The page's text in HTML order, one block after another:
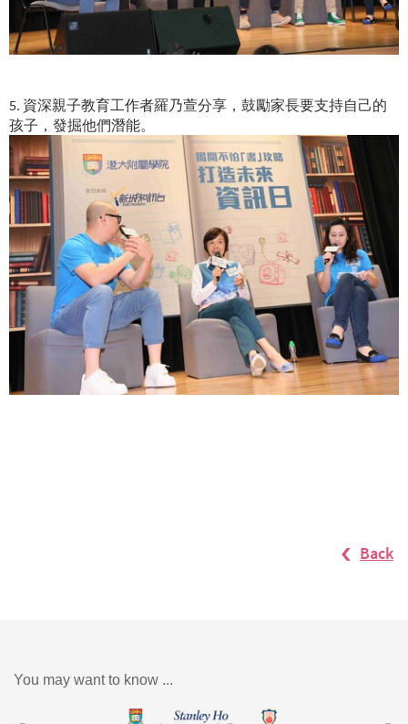
5. 資深親子教育工作者羅乃萱分享，鼓勵家長要支持自己的
孩子，發掘他們潛能。
Back
You may want to know ...